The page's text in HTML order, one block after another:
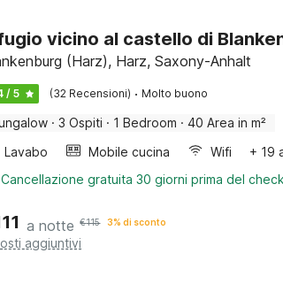
vicino al castello di
(Harz), Harz, Saxony-Anhalt
/ 5 (32 Recensioni) · Molto buono
· 3 Ospiti · 1 Bedroom · 40 Area in m²
Lavabo
Mobile cucina Wifi
+ 19
Cancellazione gratuita 30 giorni prima del
a notte €115 3% di sconto
aggiuntivi